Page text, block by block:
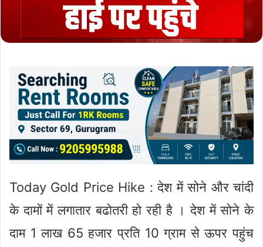
Today Gold Price Hike : देश में सोने और चांदी
के दामों में लगातार बढोतरी हो रही है । देश में सोने के
दाम 1 लाख 65 हजार प्रति 10 ग्राम से ऊपर पहुंच